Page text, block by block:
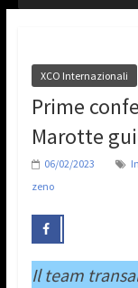
XCO Internazionali
Prime
Marotte
06/02/2023
zeno
Il team